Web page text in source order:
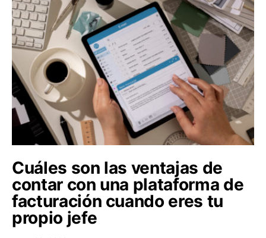
Cuáles son las ventajas de
contar con una plataforma de
facturación cuando eres tu
propio jefe